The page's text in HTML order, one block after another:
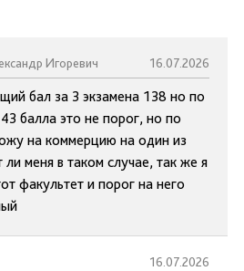
Игоревич 16.07.2026
бал за 3 экзамена 138 но по
балла это не порог, но по
на коммерцию на один из
ли меня в таком случае, так же я
факультет и порог на него
16.07.2026